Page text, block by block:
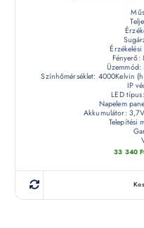
Fényerő:
Színhőmérséklet: 4000Kelvin
IP
LED
Napelem
Akkumulátor:
Telepítési
33 340